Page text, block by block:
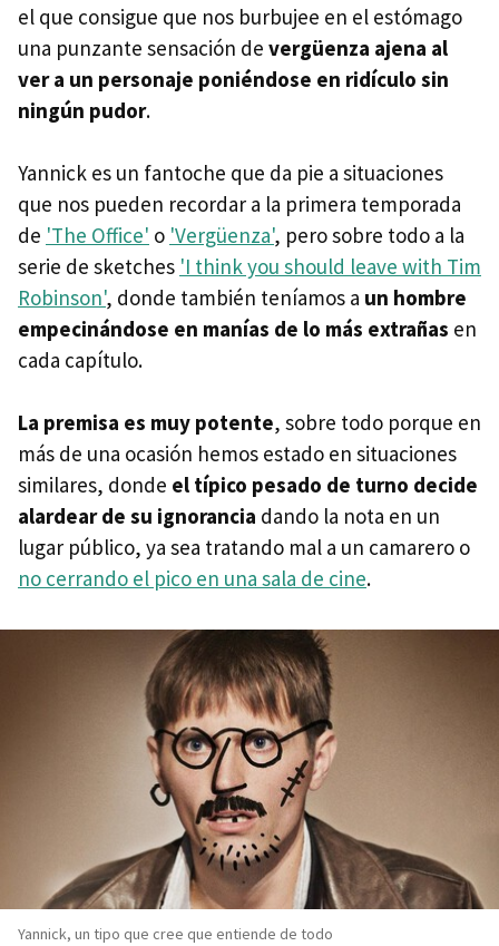
el que consigue que nos burbujee en el estómago
una punzante sensación de vergüenza ajena al
ver a un personaje poniéndose en ridículo sin
ningún pudor.
Yannick es un fantoche que da pie a situaciones
que nos pueden recordar a la primera temporada
de 'The Office' o 'Vergüenza', pero sobre todo a la
serie de sketches 'I think you should leave with Tim
Robinson', donde también teníamos a un hombre
empecinándose en manías de lo más extrañas en
cada capítulo.
La premisa es muy potente, sobre todo porque en
más de una ocasión hemos estado en situaciones
similares, donde el típico pesado de turno decide
alardear de su ignorancia dando la nota en un
lugar público, ya sea tratando mal a un camarero o
no cerrando el pico en una sala de cine.
Yannick, un tipo que cree que entiende de todo